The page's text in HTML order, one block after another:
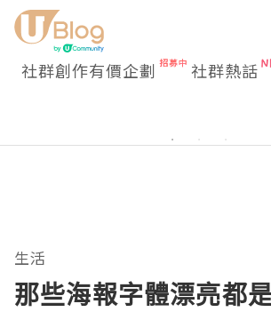
社群創作有價企劃 社群熱話
生活
那些海報字體漂亮都